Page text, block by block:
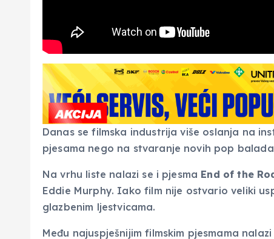
Danas se filmska industrija više oslanja na
pjesama nego na stvaranje novih pop
Na vrhu liste nalazi se i pjesma End of the
Eddie Murphy. Iako film nije ostvario veliki
glazbenim ljestvicama.
Među najuspješnijim filmskim pjesmama nalazi